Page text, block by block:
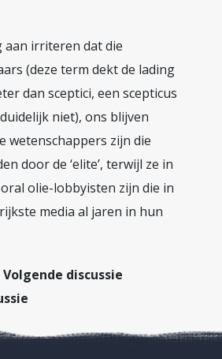
aan irriteren dat die
(deze term dekt de lading
dan sceptici, een scepticus
niet), ons blijven
wetenschappers zijn die
door de ‘elite’, terwijl ze in
olie-lobbyisten zijn die in
media al jaren in hun
Volgende discussie